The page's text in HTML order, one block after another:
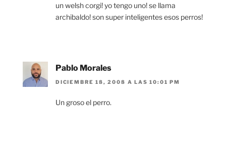
un welsh corgi! yo tengo uno! se llama
archibaldo! son super inteligentes esos perros!
Pablo Morales
DICIEMBRE 18, 2008 A LAS 10:01 PM
Un groso el perro.